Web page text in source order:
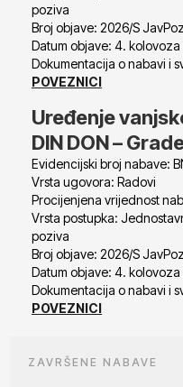
poziva
Broj objave: 2026/S
Datum objave: 4. kolovoza
Dokumentacija o nabavi i
POVEZNICI
Uređenje
DIN DON –
Evidencijski broj nabave:
Vrsta ugovora: Radovi
Procijenjena vrijednost
Vrsta postupka:
poziva
Broj objave: 2026/S
Datum objave: 4. kolovoza
Dokumentacija o nabavi i
POVEZNICI
ZAVRŠENE NABAVE